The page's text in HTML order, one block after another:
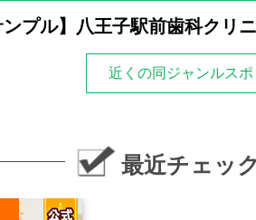
ンプル】八王子駅前歯科クリ
近くの同ジャンルス
最近チェッ